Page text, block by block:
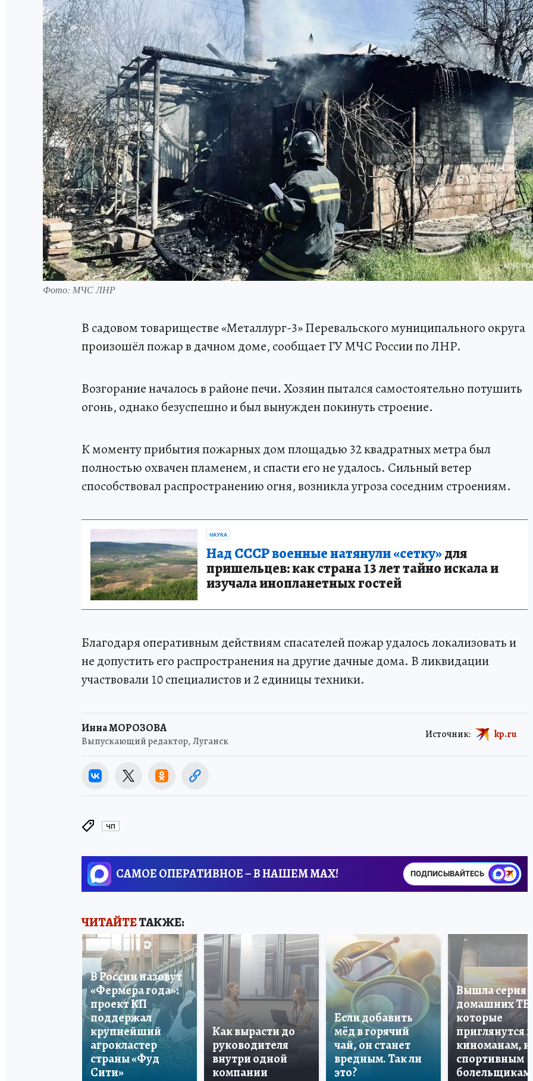
Фото: МЧС ЛНР
В садовом товариществе «Металлург-3» Перевальского муниципального округа
произошёл пожар в дачном доме, сообщает ГУ МЧС России по ЛНР.
Возгорание началось в районе печи. Хозяин пытался самостоятельно потушить
огонь, однако безуспешно и был вынужден покинуть строение.
К моменту прибытия пожарных дом площадью 32 квадратных метра был
полностью охвачен пламенем, и спасти его не удалось. Сильный ветер
способствовал распространению огня, возникла угроза соседним строениям.
НАУКА
Над СССР военные натянули «сетку»для
пришельцев: как страна 13 лет тайно искала и
изучала инопланетных гостей
Благодаря оперативным действиям спасателей пожар удалось локализовать и
не допустить его распространения на другие дачные дома. В ликвидации
участвовали 10 специалистов и 2 единицы техники.
Инна МОРОЗОВА
Выпускающий редактор, Луганск
Источник: kp.ru
ЧП
САМОЕ ОПЕРАТИВНОЕ – В НАШЕМ MAX! ПОДПИСЫВАЙТЕСЬ
ЧИТАЙТЕТАКЖЕ:
В России назовут
«Фермера года»:
проект КП
поддержал
крупнейший
агрокластер
страны «Фуд
Сити»
Как вырасти до
руководителя
внутри одной
компании
Если добавить
мёд в горячий
чай, он станет
вредным. Так ли
это?
Вышла серия
домашних ТВ,
которые
приглянутся и
киноманам, и
спортивным
болельщикам